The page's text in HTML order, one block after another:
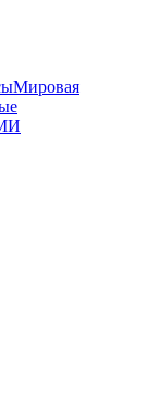
Мировая